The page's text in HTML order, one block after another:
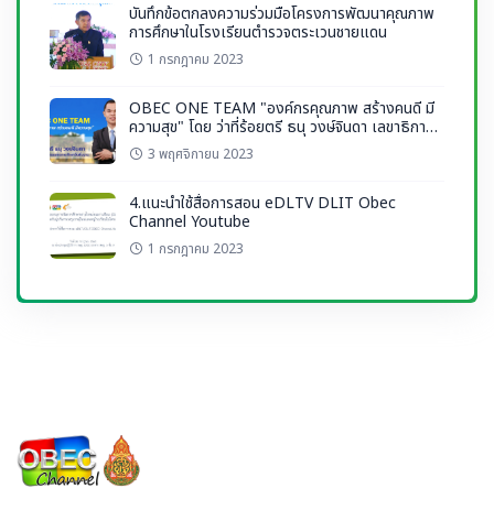
บันทึกข้อตกลงความร่วมมือโครงการพัฒนาคุณภาพ
การศึกษาในโรงเรียนตำรวจตระเวนชายแดน
1 กรกฎาคม 2023
OBEC ONE TEAM "องค์กรคุณภาพ สร้างคนดี มี
ความสุข" โดย ว่าที่ร้อยตรี ธนุ วงษ์จินดา เลขาธิการ
กพฐ.3 พฤศจิกายน 2023
4.แนะนำใช้สื่อการสอน eDLTV DLIT Obec
Channel Youtube
1 กรกฎาคม 2023